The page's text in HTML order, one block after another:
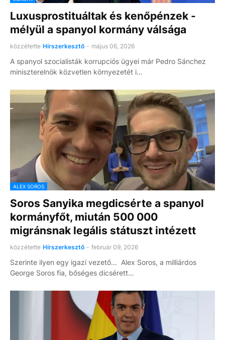
Luxusprostituáltak és kenőpénzek -
mélyül a spanyol kormány válsága
közzétette Hírszerkesztő - május 06, 2026
A spanyol szocialisták korrupciós ügyei már Pedro Sánchez
miniszterelnök közvetlen környezetét i…
ALEX SOROS
Soros Sanyika megdicsérte a spanyol
kormányfőt, miután 500 000
migránsnak legális státuszt intézett
közzétette Hírszerkesztő - február 09, 2026
Szerinte ilyen egy igazi vezető... Alex Soros, a milliárdos
George Soros fia, bőséges dicsérett…